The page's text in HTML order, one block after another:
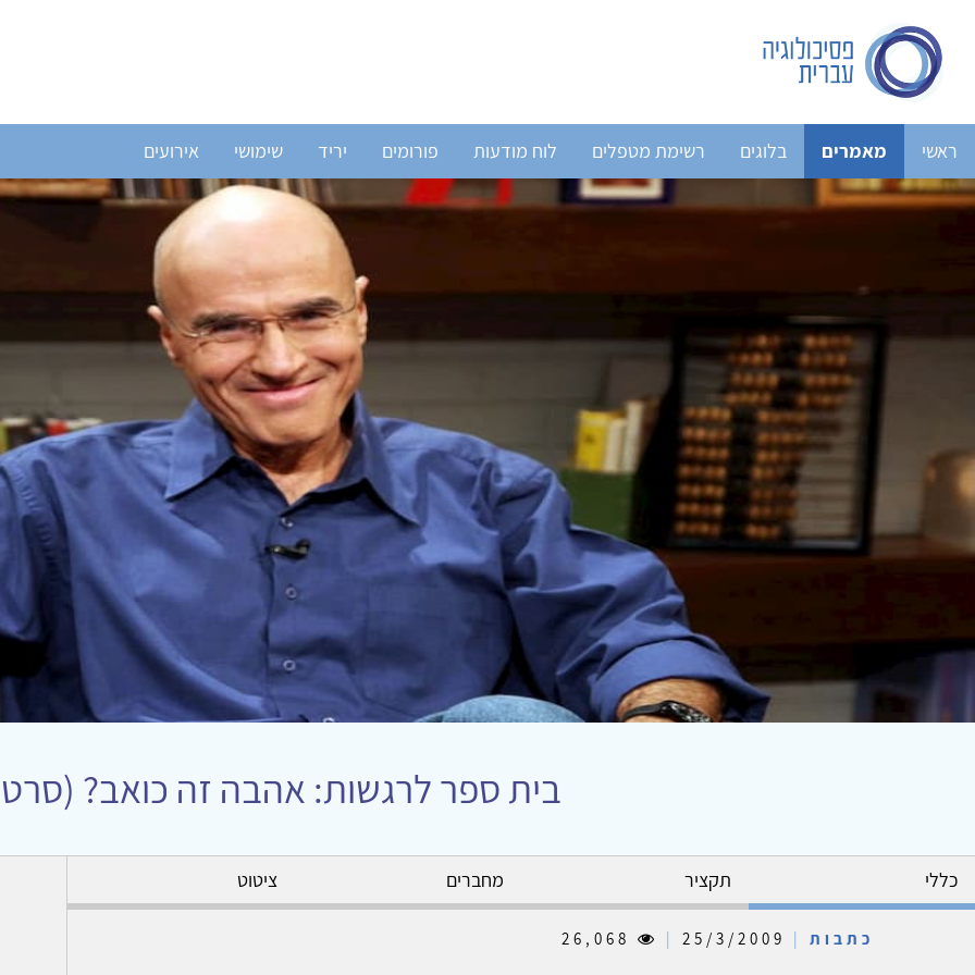
ראשי מאמרים בלוגים רשימת מטפלים לוח מודעות פורומים יריד שימושי אירועים
בית ספר לרגשות: אהבה זה כואב? (סרטון
כללי תקציר מחברים ציטוט
כתבות |
|